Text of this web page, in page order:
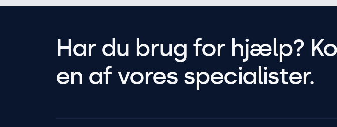
Har du brug for hjælp?
en af vores specialister.